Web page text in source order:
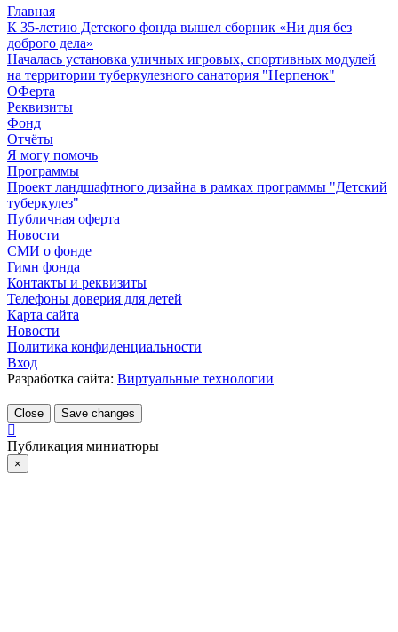
Главная
К 35-летию Детского фонда вышел сборник «Ни дня без
доброго дела»
Началась установка уличных игровых, спортивных модулей
на территории туберкулезного санатория "Нерпенок"
ОФерта
Реквизиты
Фонд
Отчёты
Я могу помочь
Программы
Проект ландшафтного дизайна в рамках программы "Детский
туберкулез"
Публичная оферта
Новости
СМИ о фонде
Гимн фонда
Контакты и реквизиты
Телефоны доверия для детей
Карта сайта
Новости
Политика конфиденциальности
Вход
Разработка сайта: Виртуальные технологии
Close Save changes
Публикация миниатюры
×